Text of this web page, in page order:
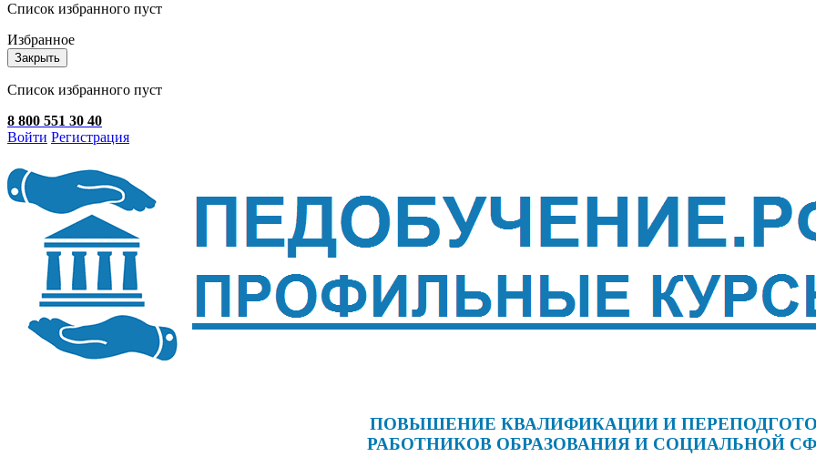
Список избранного пуст
Избранное
Закрыть
Список избранного пуст
8 800 551 30 40
Войти Регистрация
ПОВЫШЕНИЕ КВАЛИФИКАЦИИ И
РАБОТНИКОВ ОБРАЗОВАНИЯ И СОЦИАЛЬНОЙ